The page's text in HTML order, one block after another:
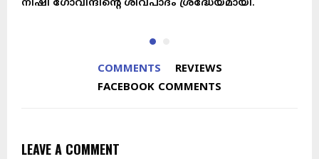
നിഷി ഗോവിന്ദിന്റെ ശിവപാദം ശ്രദ്ധേയമായി.
COMMENTS
REVIEWS
FACEBOOK COMMENTS
LEAVE A COMMENT